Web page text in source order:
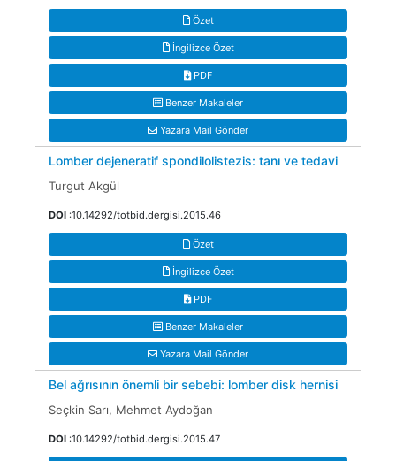
Özet
İngilizce Özet
PDF
Benzer Makaleler
Yazara Mail Gönder
Lomber dejeneratif spondilolistezis: tanı ve tedavi
Turgut Akgül
DOI :10.14292/totbid.dergisi.2015.46
Özet
İngilizce Özet
PDF
Benzer Makaleler
Yazara Mail Gönder
Bel ağrısının önemli bir sebebi: lomber disk hernisi
Seçkin Sarı, Mehmet Aydoğan
DOI :10.14292/totbid.dergisi.2015.47